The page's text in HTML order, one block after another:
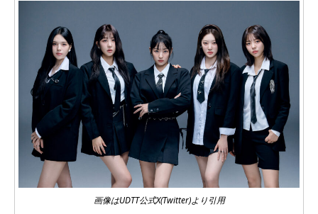
画像はUDTT公式X(Twitter)より引用